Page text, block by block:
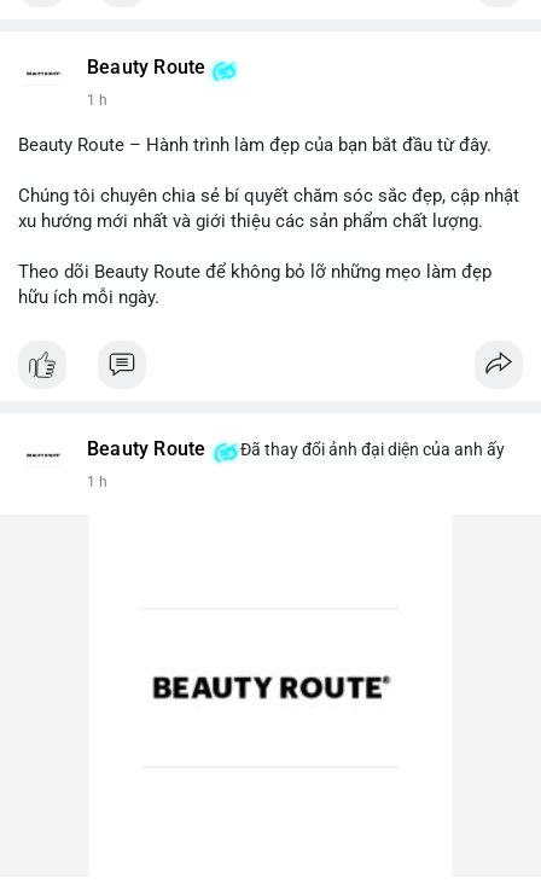
Beauty Route
1 h
Beauty Route – Hành trình làm đẹp của bạn bắt đầu từ đây.
Chúng tôi chuyên chia sẻ bí quyết chăm sóc sắc đẹp, cập nhật
xu hướng mới nhất và giới thiệu các sản phẩm chất lượng.
Theo dõi Beauty Route để không bỏ lỡ những mẹo làm đẹp
hữu ích mỗi ngày.
Beauty Route Đã thay đổi ảnh đại diện của anh ấy
1 h